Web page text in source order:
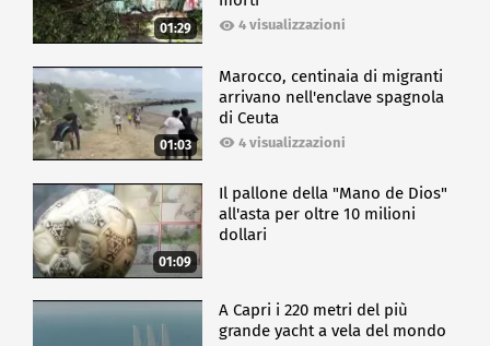
01:29 4 visualizzazioni
01:03
Marocco, centinaia di migranti
arrivano nell'enclave spagnola
di Ceuta
4 visualizzazioni
01:09
Il pallone della "Mano de Dios"
all'asta per oltre 10 milioni
dollari
A Capri i 220 metri del più
grande yacht a vela del mondo